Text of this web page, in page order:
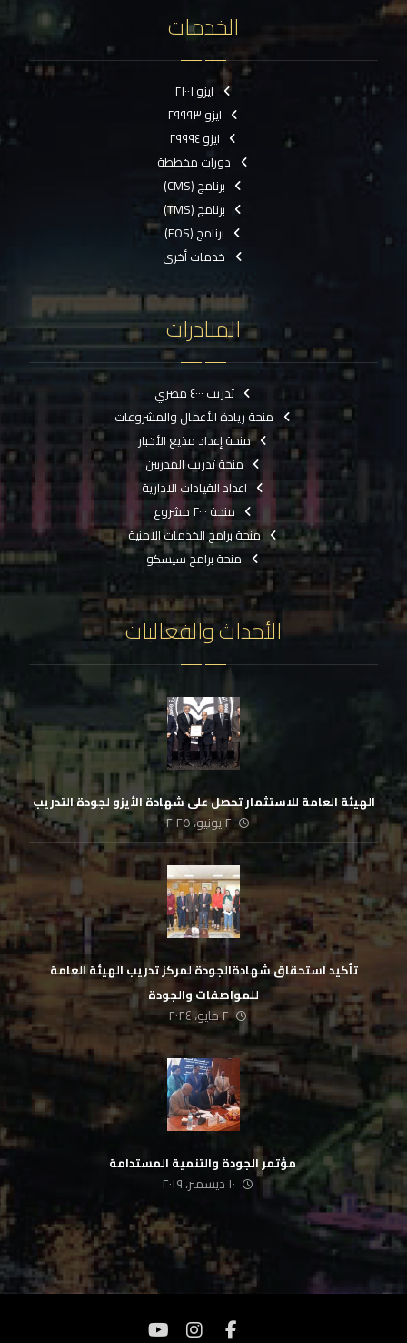
الخدمات
ايزو ٢١٠٠١
ايزو ٢٩٩٩٣
ايزو ٢٩٩٩٤
دورات مخططة
برنامج (CMS)
برنامج (TMS)
برنامج (EOS)
خدمات أخرى
المبادرات
تدريب ٤٠٠٠ مصري
منحة ريادة الأعمال والمشروعات
منحة إعداد مذيع الأخبار
منحة تدريب المدربين
اعداد القيادات الادارية
منحة ٢٠٠٠ مشروع
منحة برامج الخدمات الامنية
منحة برامج سيسكو
الأحداث والفعاليات
الهيئة العامة للاستثمار تحصل على شهادة الأيزو لجودة التدريب
٢ يونيو، ٢٠٢٥
تأكيد استحقاق شهادةالجودة لمركز تدريب الهيئة العامة
للمواصفات والجودة
٢ مايو، ٢٠٢٤
‏ مؤتمر الجودة والتنمية المستدامة
١٠ ديسمبر، ٢٠١٩